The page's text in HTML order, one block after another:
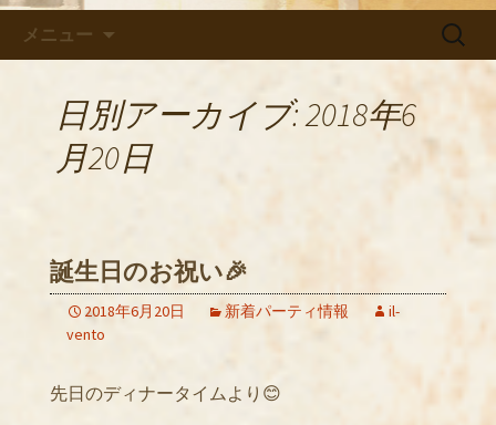
メニュー
検
日別アーカイブ: 2018年6
月20日
誕生日のお祝い🎉
2018年6月20日 新着パーティ情報
il-
vento
先日のディナータイムより😊